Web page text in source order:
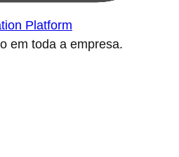
Platform
em toda a empresa.